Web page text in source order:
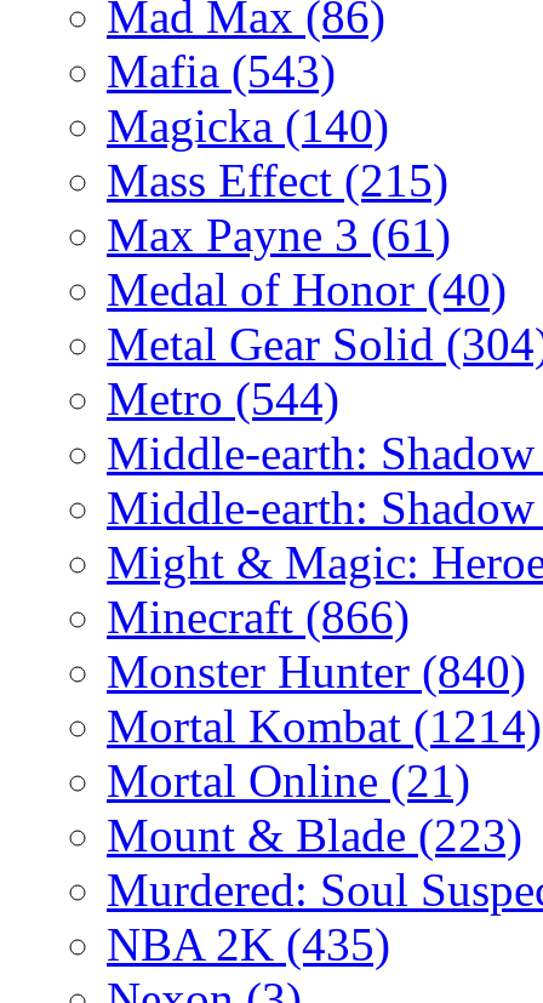
Mad Max (86)
Mafia (543)
Magicka (140)
Mass Effect (215)
Max Payne 3 (61)
Medal of Honor (40)
Metal Gear Solid
Metro (544)
Middle-earth:
Middle-earth:
Might & Magic:
Minecraft (866)
Monster Hunter (840)
Mortal Kombat (1214)
Mortal Online (21)
Mount & Blade (223)
Murdered: Soul
NBA 2K (435)